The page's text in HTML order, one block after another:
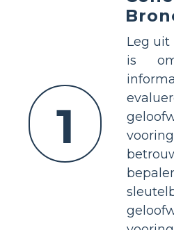
1
Leg
is